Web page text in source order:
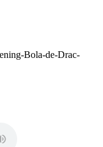
Bola-de-Drac-